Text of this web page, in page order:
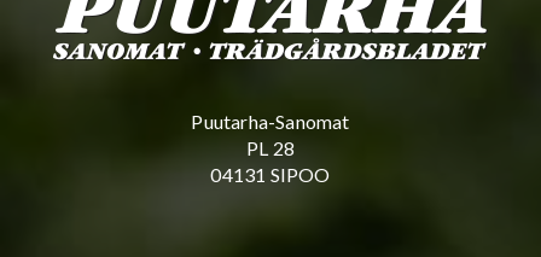
Puutarha-Sanomat
PL 28
04131 SIPOO